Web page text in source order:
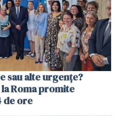
sau alte urgențe?
Roma promite
de ore